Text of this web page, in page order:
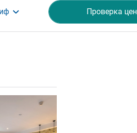
Проверка цен